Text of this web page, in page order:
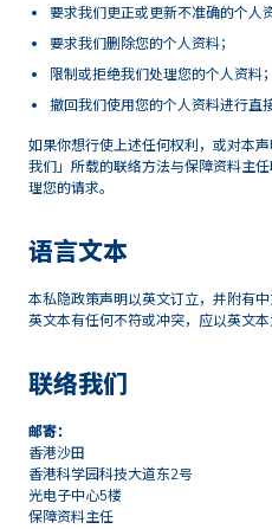
要求我们更正或更新不准确的个人资
要求我们删除您的个人资料；
限制或拒绝我们处理您的个人资料；
撤回我们使用您的个人资料进行直
如果你想行使上述任何权利，或对本
我们」所载的联络方法与保障资料主
理您的请求。
语言文本
本私隐政策声明以英文订立，并附有
英文本有任何不符或冲突，应以英文本
联络我们
邮寄：
香港沙田
香港科学园科技大道东2号
光电子中心5楼
保障资料主任